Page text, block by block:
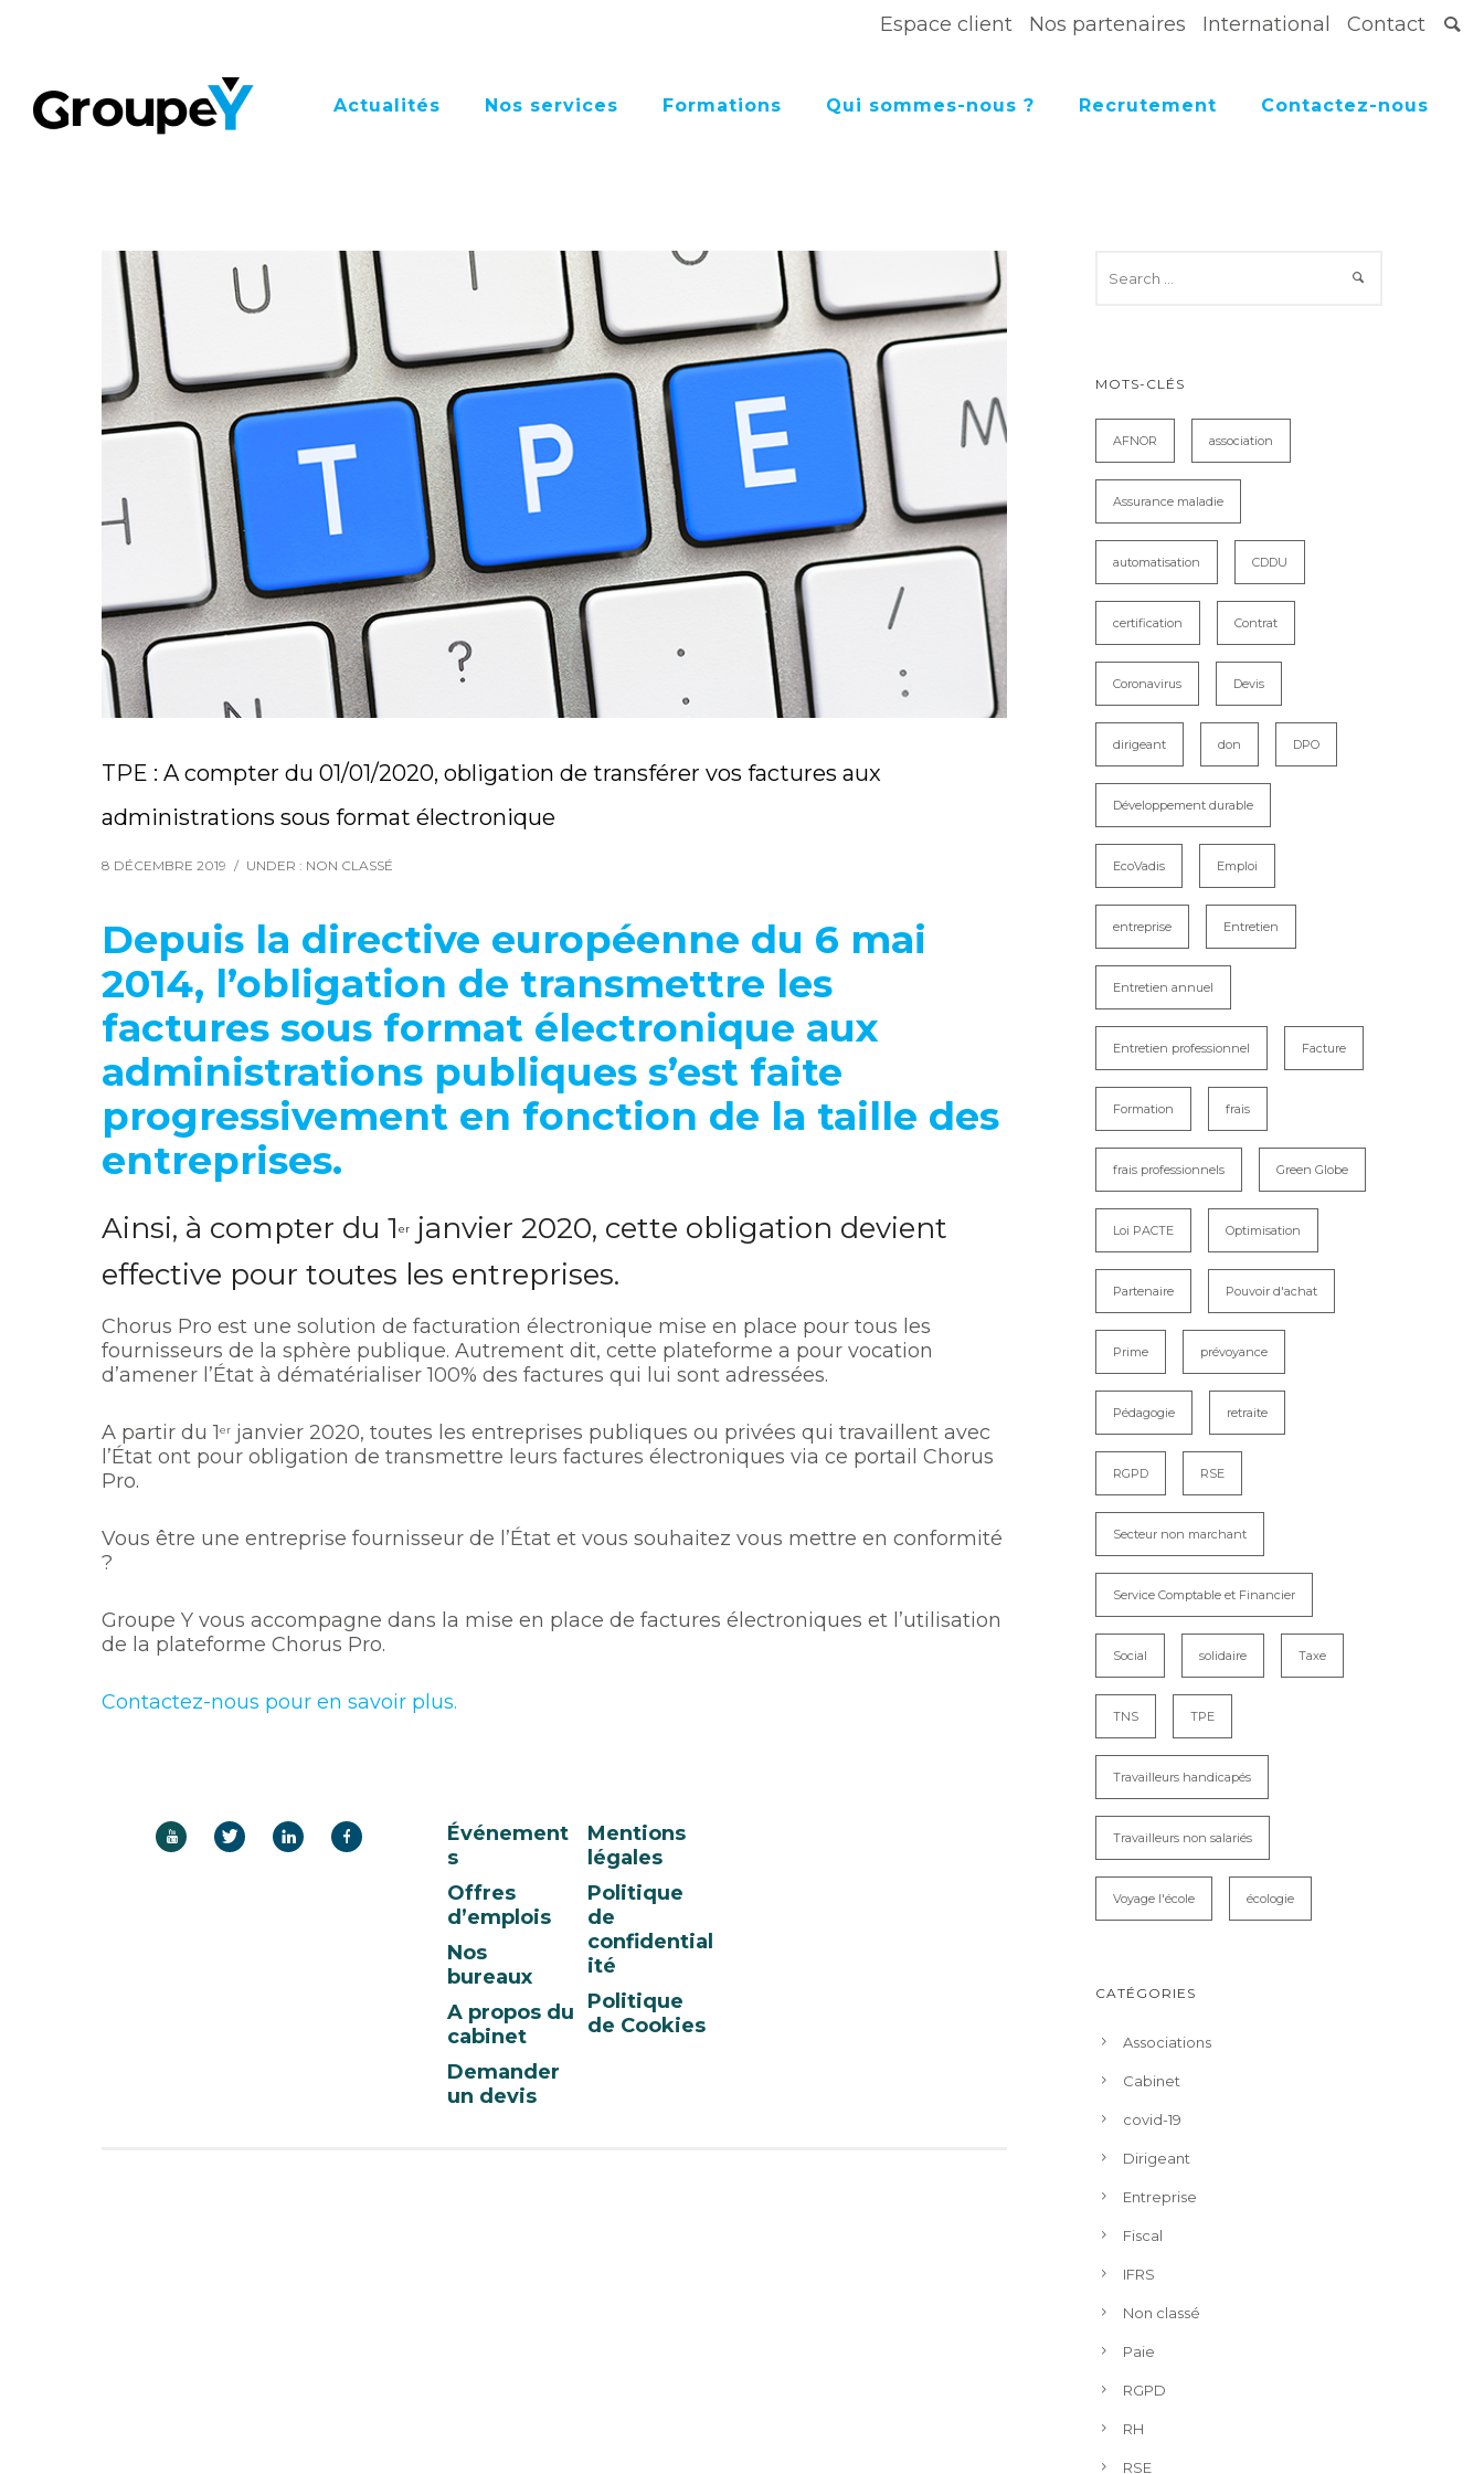
Espace client Nos partenaires International Contact
Actualités Nos services Formations Qui sommes-nous ? Recrutement Contactez-nous
TPE : A compter du 01/01/2020, obligation de transférer vos factures aux
administrations sous format électronique
8 DÉCEMBRE 2019 / UNDER : NON CLASSÉ
Depuis la directive européenne du 6 mai
2014, l’obligation de transmettre les
factures sous format électronique aux
administrations publiques s’est faite
progressivement en fonction de la taille des
entreprises.
Ainsi, à compter du 1 er
janvier 2020, cette obligation devient
effective pour toutes les entreprises.
Chorus Pro est une solution de facturation électronique mise en place pour tous les
fournisseurs de la sphère publique. Autrement dit, cette plateforme a pour vocation
d’amener l’État à dématérialiser 100% des factures qui lui sont adressées.
A partir du 1er janvier 2020, toutes les entreprises publiques ou privées qui travaillent avec
l’État ont pour obligation de transmettre leurs factures électroniques via ce portail Chorus
Pro.
Vous être une entreprise fournisseur de l’État et vous souhaitez vous mettre en conformité
?
Groupe Y vous accompagne dans la mise en place de factures électroniques et l’utilisation
de la plateforme Chorus Pro.
Contactez-nous pour en savoir plus.
Événement
s
Offres
d’emplois
Nos
bureaux
A propos du
cabinet
Demander
un devis
Mentions
légales
Politique
de
confidential
ité
Politique
de Cookies
MOTS-CLÉS
AFNOR association
Assurance maladie
automatisation CDDU
certification Contrat
Coronavirus Devis
dirigeant don DPO
Développement durable
EcoVadis Emploi
entreprise Entretien
Entretien annuel
Entretien professionnel Facture
Formation frais
frais professionnels Green Globe
Loi PACTE Optimisation
Partenaire Pouvoir d'achat
Prime prévoyance
Pédagogie retraite
RGPD RSE
Secteur non marchant
Service Comptable et Financier
Social solidaire Taxe
TNS TPE
Travailleurs handicapés
Travailleurs non salariés
Voyage l'école écologie
CATÉGORIES
Associations
Cabinet
covid-19
Dirigeant
Entreprise
Fiscal
IFRS
Non classé
Paie
RGPD
RH
RSE